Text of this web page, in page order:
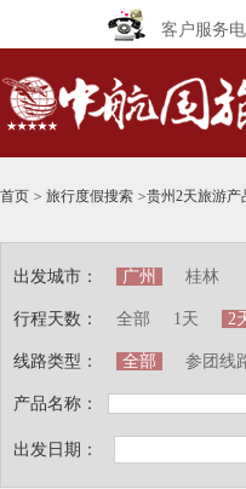
客户服务电
首页 > 旅行度假搜索 >贵州2天旅游产
出发城市：
行程天数：
线路类型：
产品名称：
广州 桂林
全部 1天 2
全部 参团线
出发日期：